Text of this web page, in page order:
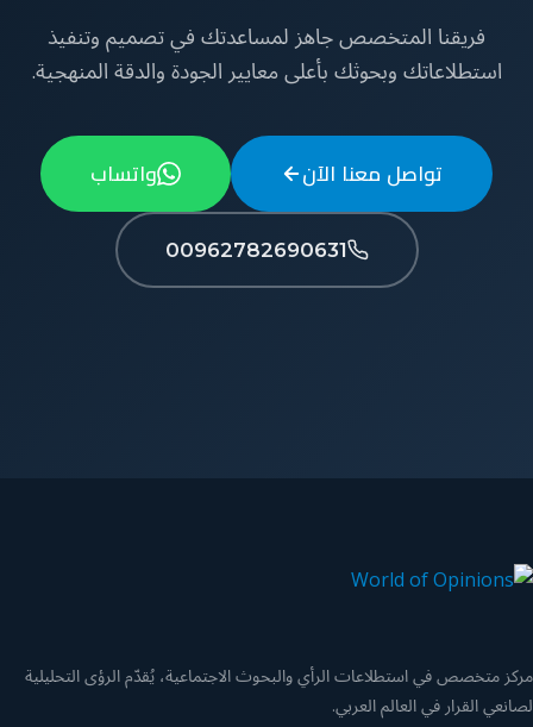
فريقنا المتخصص جاهز لمساعدتك في تصميم وتنفيذ
استطلاعاتك وبحوثك بأعلى معايير الجودة والدقة المنهجية.
تواصل معنا الآن واتساب
00962782690631
مركز متخصص في استطلاعات الرأي والبحوث الاجتماعية، يُقدّم الرؤى التحليلية
لصانعي القرار في العالم العربي.